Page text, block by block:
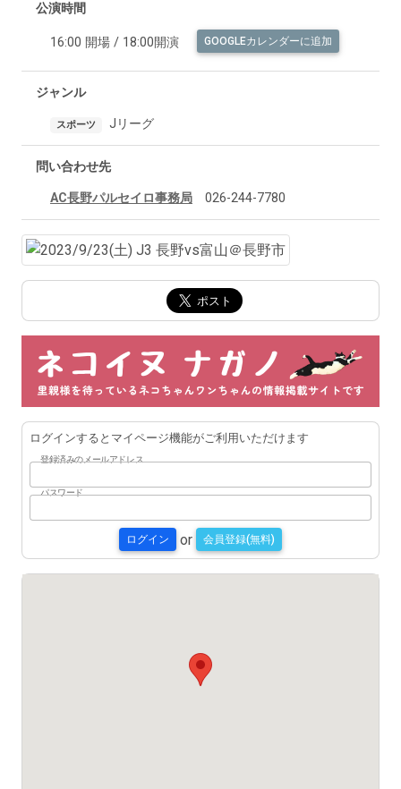
公演時間
16:00 開場 / 18:00開演 GOOGLEカレンダーに追加
ジャンル
スポーツ Jリーグ
問い合わせ先
AC長野パルセイロ事務局 026-244-7780
ログインするとマイページ機能がご利用いただけます
登録済みのメールアドレス
パスワード
ログイン or 会員登録(無料)